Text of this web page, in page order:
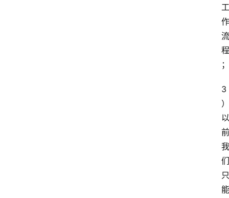
工
作
流
程
；
3
）
以
前
我
们
只
能